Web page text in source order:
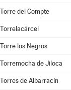
Torre del Compte
Torrelacárcel
Torre los Negros
Torremocha de Jiloca
Torres de Albarracín